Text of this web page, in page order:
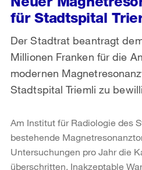
für Stadtspital
Der Stadtrat beantragt
Millionen Franken für die
modernen
Stadtspital Triemli zu
Am Institut für Radiologie des
bestehende
Untersuchungen pro Jahr die
überschritten. Inakzeptable